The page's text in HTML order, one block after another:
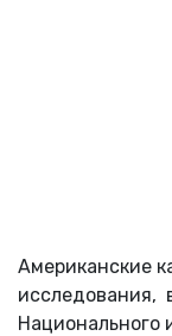
Американские
исследования,
Национального